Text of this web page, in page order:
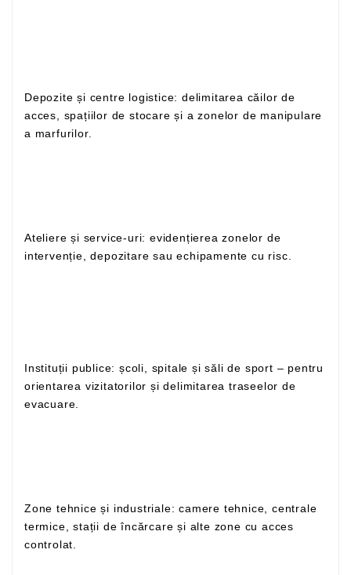
Depozite și centre logistice: delimitarea căilor de
acces, spațiilor de stocare și a zonelor de manipulare
a marfurilor.
Ateliere și service-uri: evidențierea zonelor de
intervenție, depozitare sau echipamente cu risc.
Instituții publice: școli, spitale și săli de sport – pentru
orientarea vizitatorilor și delimitarea traseelor de
evacuare.
Zone tehnice și industriale: camere tehnice, centrale
termice, stații de încărcare și alte zone cu acces
controlat.